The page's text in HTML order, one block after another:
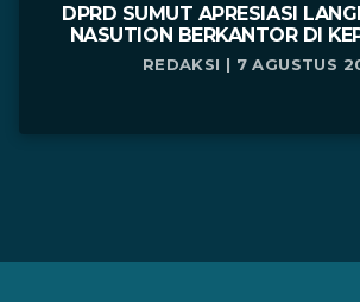
DPRD SUMUT APRESIASI
NASUTION BERKANTOR DI
REDAKSI | 7 AGUSTUS